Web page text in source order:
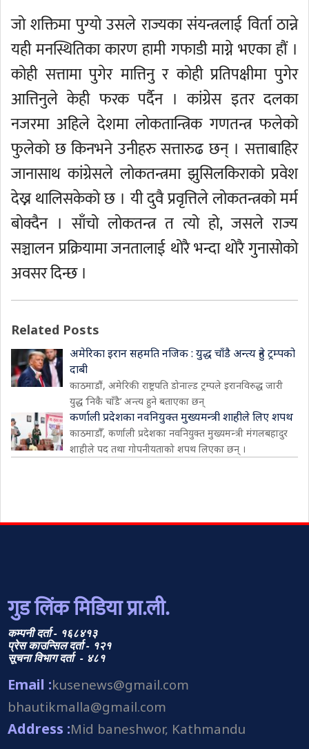
जो शक्तिमा पुग्यो उसले राज्यका संयन्त्रलाई विर्ता ठान्ने
यही मनस्थितिका कारण हामी गफाडी माग्ने भएका हौं ।
कोही सत्तामा पुगेर मात्तिनु र कोही प्रतिपक्षीमा पुगेर
आत्तिनुले केही फरक पर्दैन । कांग्रेस इतर दलका
नजरमा अहिले देशमा लोकतान्त्रिक गणतन्त्र फलेको
फुलेको छ किनभने उनीहरु सत्तारुढ छन् । सत्ताबाहिर
जानासाथ कांग्रेसले लोकतन्त्रमा झुसिलकिराको प्रवेश
देख्न थालिसकेको छ । यी दुवै प्रवृत्तिले लोकतन्त्रको मर्म
बोक्दैन । साँचो लोकतन्त्र त त्यो हो, जसले राज्य
सञ्चालन प्रक्रियामा जनतालाई थोरै भन्दा थोरै गुनासोको
अवसर दिन्छ ।
Related Posts
अमेरिका इरान सहमति नजिक : युद्ध चाँडै अन्त्य हुने ट्रम्पको
दाबी
काठमाडौं, अमेरिकी राष्ट्रपति डोनाल्ड ट्रम्पले इरानविरुद्ध जारी
युद्ध ‘निकै चाँडै’ अन्त्य हुने बताएका छन्
कर्णाली प्रदेशका नवनियुक्त मुख्यमन्त्री शाहीले लिए शपथ
काठमाडौँ, कर्णाली प्रदेशका नवनियुक्त मुख्यमन्त्री मंगलबहादुर
शाहीले पद तथा गोपनीयताको शपथ लिएका छन् ।
गुड लिंक मिडिया प्रा.ली.
कम्पनी दर्ता - १६८४१३
प्रेस काउन्सिल दर्ता - १२१
सूचना विभाग दर्ता - ४८१
Email :kusenews@gmail.com
bhautikmalla@gmail.com
Address :Mid baneshwor, Kathmandu